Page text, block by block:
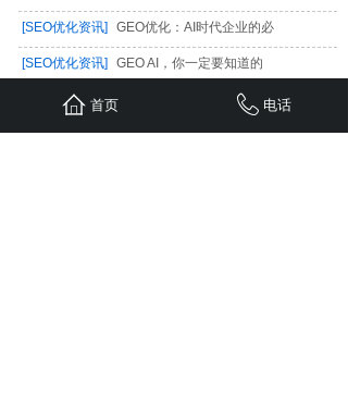
[SEO优化资讯] GEO优化：AI时代企业的必
[SEO优化资讯] GEO AI，你一定要知道的
[小程序开发] 《考证党狂喜！24小时智能自
[小程序开发] 《高中生周末逆袭指南！24小
首页 电话